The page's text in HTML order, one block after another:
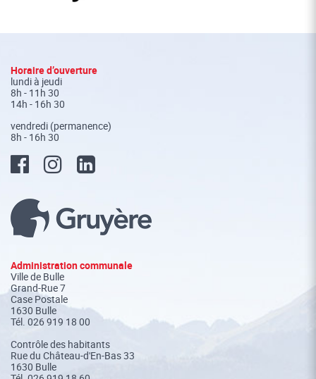
Fusszeile
Horaire d’ouverture
lundi à jeudi
8h - 11h 30
14h - 16h 30
vendredi (permanence)
8h - 16h 30
Administration communale
Ville de Bulle
Grand-Rue 7
Case Postale
1630 Bulle
Tél. 026 919 18 00
Contrôle des habitants
Rue du Château-d'En-Bas 33
1630 Bulle